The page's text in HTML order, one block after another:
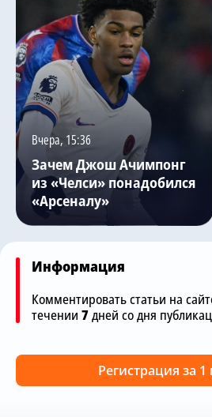
Вчера, 15:36
Зачем Джош Ачимпонг
из «Челси» понадобился
«Арсеналу»
Информация
Комментировать статьи на
течении 7дней со дня
Регистрация за